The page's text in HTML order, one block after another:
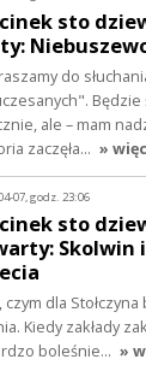
sto
do
ale – mam
zaczęła… »
07, godz. 23:06
sto
Skolwin i
czym dla
Kiedy zakłady
boleśnie… »